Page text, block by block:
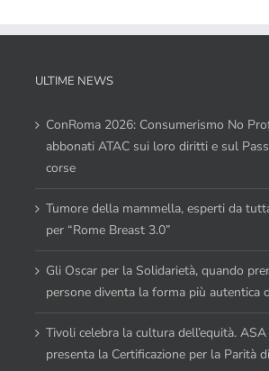
ULTIME NEWS
ConRoma 2026: Consumerismo No
abbonati ATAC sui loro diritti e sul
corse
Tumore della mammella, esperti da
per “Rome Breast 3.0”
Gli Oscar per la Solidarietà, quando
persone diventa la forma più autentica
Tivoli celebra la cultura dell’equità.
presenta la Certificazione per la Parità